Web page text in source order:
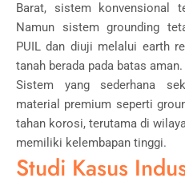
Barat, sistem konvensional
Namun sistem grounding
PUIL dan diuji melalui earth
tanah berada pada batas aman.
Sistem yang sederhana
material premium seperti
tahan korosi, terutama di
memiliki kelembapan tinggi.
Studi Kasus